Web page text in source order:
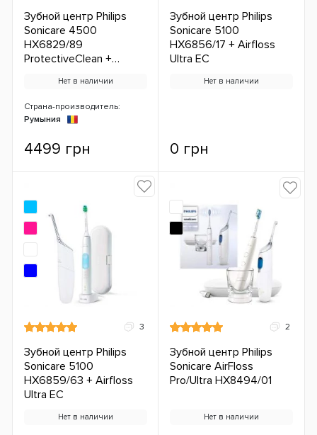
Зубной центр Philips
Sonicare 4500
HX6829/89
ProtectiveClean +
Light ЕСНет в наличии
Страна-производитель:
Румыния
4499 грн
Зубной центр Philips
Sonicare 5100
HX6856/17 + Airfloss
Ultra ЕС
Нет в наличии
0 грн
3
Зубной центр Philips
Sonicare 5100
HX6859/63 + Airfloss
Ultra ЕС
Нет в наличии
2
Зубной центр Philips
Sonicare AirFloss
Pro/Ultra HX8494/01
Нет в наличии